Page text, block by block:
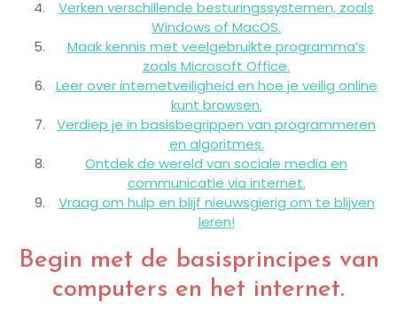
Verken verschillende besturingssystemen, zoals
Windows of MacOS.
Maak kennis met veelgebruikte programma’s
zoals Microsoft Office.
Leer over internetveiligheid en hoe je veilig online
kunt browsen.
Verdiep je in basisbegrippen van programmeren
en algoritmes.
Ontdek de wereld van sociale media en
communicatie via internet.
Vraag om hulp en blijf nieuwsgierig om te blijven
leren!
Begin met de basisprincipes van
computers en het internet.